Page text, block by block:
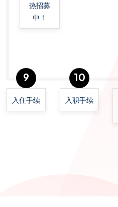
热招募
中！
9
入住手续
10
入职手续